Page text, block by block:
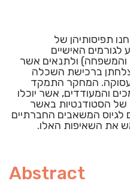
תפיסותיהן של
לגורמים האישיים
והמשפחה) ולתנאים אשר
ברכישת השכלה
המחקר התמקד
והמעודדים, אשר יוכלו
של הסטודנטיות באשר
המשאבים החברתיים
את השאיפות האלו.
Abstract